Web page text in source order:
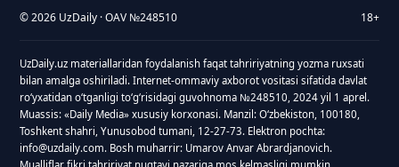
© 2026 UzDaily · OAV №248510 18+
UzDaily.uz materiallaridan foydalanish faqat tahririyatning yozma ruxsati
bilan amalga oshiriladi. Internet-ommaviy axborot vositasi sifatida davlat
roʻyxatidan oʻtganligi toʻgʻrisidagi guvohnoma №248510, 2024 yil 1 aprel.
Muassis: «Daily Media» xususiy korxonasi. Manzil: Oʻzbekiston, 100180,
Toshkent shahri, Yunusobod tumani, 12-27-73. Elektron pochta:
info@uzdaily.com. Bosh muharrir: Umarov Anvar Abrardjanovich.